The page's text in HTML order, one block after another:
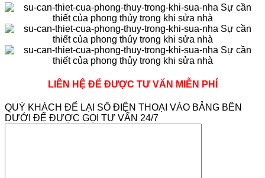
LIÊN HỆ ĐỂ ĐƯỢC TƯ VẤN MIỄN PHÍ
QUÝ KHÁCH ĐỂ LẠI SỐ ĐIỆN THOẠI VÀO BẢNG BÊN
DƯỚI ĐỂ ĐƯỢC GỌI TƯ VẤN 24/7